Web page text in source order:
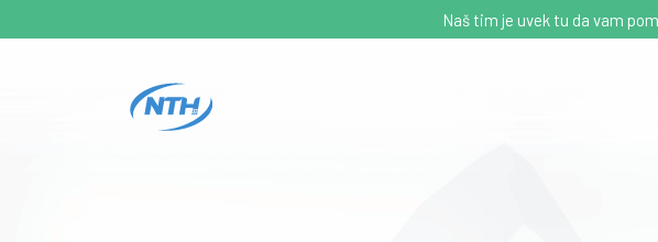
Naš tim je uvek tu da vam